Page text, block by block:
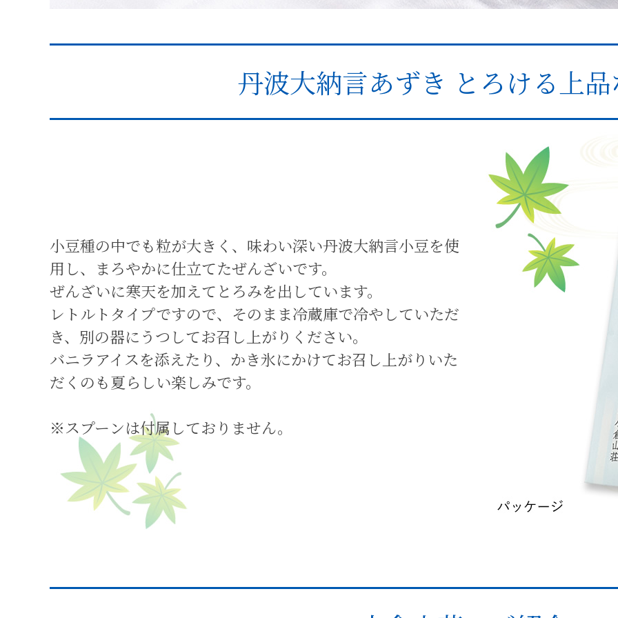
丹波大納言あずき とろける上
小豆種の中でも粒が大きく、味わい深い丹波大納言小豆を使
用し、まろやかに仕立てたぜんざいです。
ぜんざいに寒天を加えてとろみを出しています。
レトルトタイプですので、そのまま冷蔵庫で冷やしていただ
き、別の器にうつしてお召し上がりください。
バニラアイスを添えたり、かき氷にかけてお召し上がりいた
だくのも夏らしい楽しみです。
※スプーンは付属しておりません。